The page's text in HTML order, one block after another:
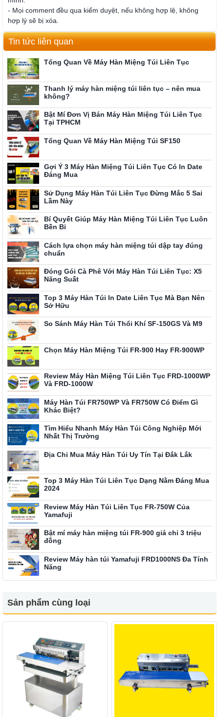
- Mọi comment đều qua kiểm duyệt, nếu không hợp lệ, không
hợp lý sẽ bị xóa.
Tin tức liên quan
Tổng Quan Về Máy Hàn Miệng Túi Liên Tục
Thanh lý máy hàn miệng túi liên tục – nên mua
không?
Bật Mí Đơn Vị Bán Máy Hàn Miệng Túi Liên Tục
Tại TPHCM
Tổng Quan Về Máy Hàn Miệng Túi SF150
Gợi Ý 3 Máy Hàn Miệng Túi Liên Tục Có In Date
Đáng Mua
Sử Dụng Máy Hàn Túi Liên Tục Đừng Mắc 5 Sai
Lầm Này
Bí Quyết Giúp Máy Hàn Miệng Túi Liên Tục Luôn
Bền Bỉ
Cách lựa chọn máy hàn miệng túi dập tay đúng
chuẩn
Đóng Gói Cà Phê Với Máy Hàn Túi Liên Tục: X5
Năng Suất
Top 3 Máy Hàn Túi In Date Liên Tục Mà Bạn Nên
Sở Hữu
So Sánh Máy Hàn Túi Thổi Khí SF-150GS Và M9
Chọn Máy Hàn Miệng Túi FR-900 Hay FR-900WP
Review Máy Hàn Miệng Túi Liên Tục FRD-1000WP
Và FRD-1000W
Máy Hàn Túi FR750WP Và FR750W Có Điểm Gì
Khác Biệt?
Tìm Hiểu Nhanh Máy Hàn Túi Công Nghiệp Mới
Nhất Thị Trường
Địa Chỉ Mua Máy Hàn Túi Uy Tín Tại Đắk Lắk
Top 3 Máy Hàn Túi Liên Tục Dạng Nằm Đáng Mua
2024
Review Máy Hàn Túi Liên Tục FR-750W Của
Yamafuji
Bật mí máy hàn miệng túi FR-900 giá chỉ 3 triệu
đồng
Review Máy hàn túi Yamafuji FRD1000NS Đa Tính
Năng
Sản phẩm cùng loại